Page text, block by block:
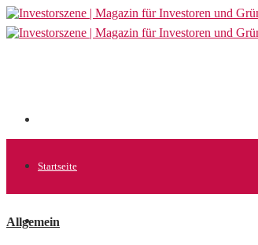
Startseite
Allgemein
Allgemein